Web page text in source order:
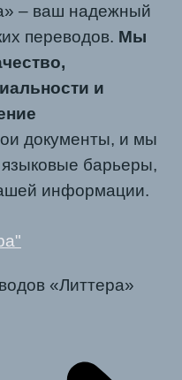
– ваш надежный
переводов. Мы
и
документы, и мы
барьеры,
информации.
«Литтера»